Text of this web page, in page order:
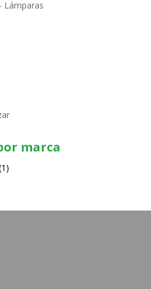
Lámparas
marca